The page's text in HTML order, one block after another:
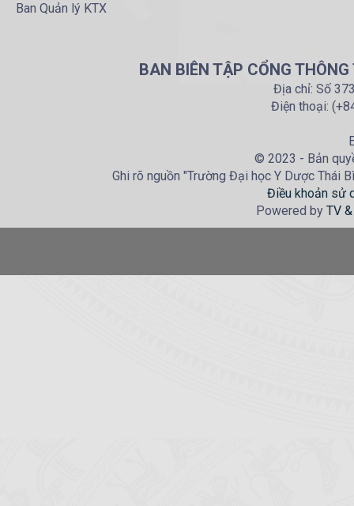
Ban Quản lý KTX
BAN BIÊN TẬP CỔNG
Địa chỉ: Số
Điện thoại:
© 2023 - Bản
Ghi rõ nguồn "Trường Đại học Y Dược Thái
Điều khoản sử
Powered by TV